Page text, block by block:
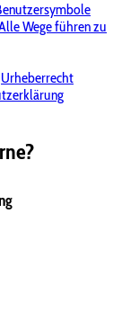
Wege führen zu
Urheberrecht